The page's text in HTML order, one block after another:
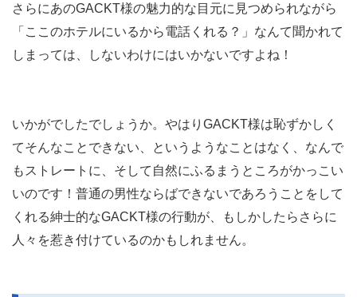
さらにあのGACKT様の魅力的な目元に見つめられながら
「ここのホテルにいるから電話くれる？」なんて聞かれて
しまっては、しないわけにはいかないですよね！
いかがでしたでしょうか。やはりGACKT様は恥ずかしく
てそんなことできない、というようなことはなく、なんで
もストレートに、そして自然にふるまうところがかっこい
いのです！普通の男性ならばできないであろうことをして
くれる紳士的なGACKT様の行動が、もしかしたらさらに
人々を惹き付けているのかもしれません。